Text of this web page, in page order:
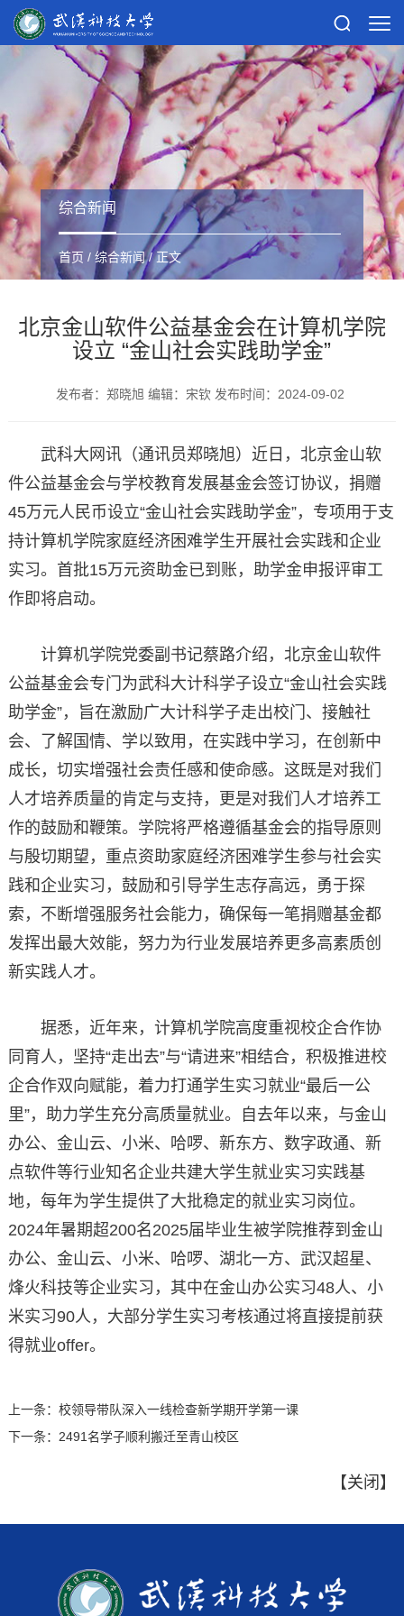
综合新闻
首页 / 综合新闻/ 正文
北京金山软件公益基金会在计算机学院
设立 “金山社会实践助学金”
发布者：郑晓旭 编辑：宋钦 发布时间：2024-09-02
武科大网讯（通讯员郑晓旭）近日，北京金山软
件公益基金会与学校教育发展基金会签订协议，捐赠
45万元人民币设立“金山社会实践助学金”，专项用于支
持计算机学院家庭经济困难学生开展社会实践和企业
实习。首批15万元资助金已到账，助学金申报评审工
作即将启动。
计算机学院党委副书记蔡路介绍，北京金山软件
公益基金会专门为武科大计科学子设立“金山社会实践
助学金”，旨在激励广大计科学子走出校门、接触社
会、了解国情、学以致用，在实践中学习，在创新中
成长，切实增强社会责任感和使命感。这既是对我们
人才培养质量的肯定与支持，更是对我们人才培养工
作的鼓励和鞭策。学院将严格遵循基金会的指导原则
与殷切期望，重点资助家庭经济困难学生参与社会实
践和企业实习，鼓励和引导学生志存高远，勇于探
索，不断增强服务社会能力，确保每一笔捐赠基金都
发挥出最大效能，努力为行业发展培养更多高素质创
新实践人才。
据悉，近年来，计算机学院高度重视校企合作协
同育人，坚持“走出去”与“请进来”相结合，积极推进校
企合作双向赋能，着力打通学生实习就业“最后一公
里”，助力学生充分高质量就业。自去年以来，与金山
办公、金山云、小米、哈啰、新东方、数字政通、新
点软件等行业知名企业共建大学生就业实习实践基
地，每年为学生提供了大批稳定的就业实习岗位。
2024年暑期超200名2025届毕业生被学院推荐到金山
办公、金山云、小米、哈啰、湖北一方、武汉超星、
烽火科技等企业实习，其中在金山办公实习48人、小
米实习90人，大部分学生实习考核通过将直接提前获
得就业offer。
上一条： 校领导带队深入一线检查新学期开学第一课
下一条： 2491名学子顺利搬迁至青山校区
【关闭 】